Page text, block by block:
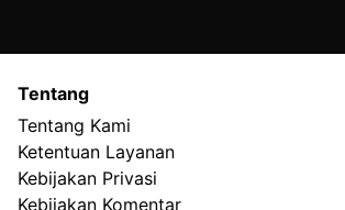
Tentang
Tentang Kami
Ketentuan Layanan
Kebijakan Privasi
Kebijakan Komentar